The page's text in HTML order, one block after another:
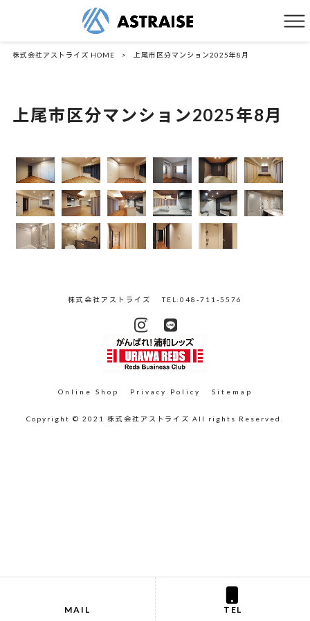
株式会社アストライズ HOME > 上尾市区分マンション2025年8月
上尾市区分マンション2025年8月
株式会社アストライズ TEL:048-711-5576
Online Shop Privacy Policy Sitemap
Copyright © 2021 株式会社アストライズ All rights Reserved.
MAIL TEL